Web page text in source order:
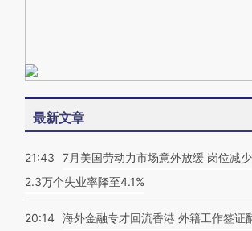
最新文章
21:43
7月美国劳动力市场意外放缓 岗位减少
2.3万个失业率降至4.1%
20:14 海外金融专才回流香港 外籍工作签证